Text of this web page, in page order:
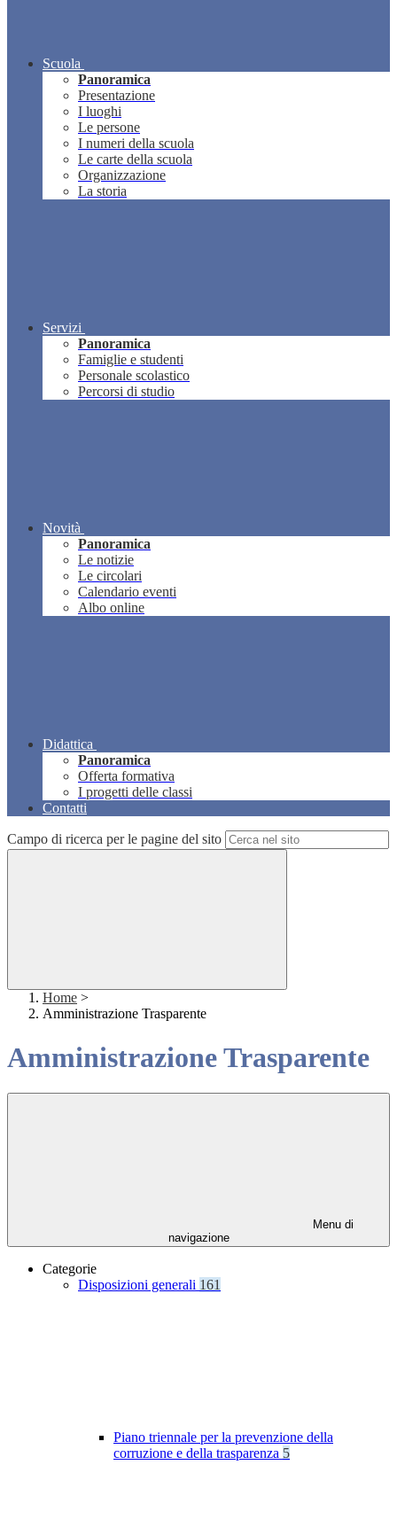
Scuola
Panoramica
Presentazione
I luoghi
Le persone
I numeri della scuola
Le carte della scuola
Organizzazione
La storia
Servizi
Panoramica
Famiglie e studenti
Personale scolastico
Percorsi di studio
Novità
Panoramica
Le notizie
Le circolari
Calendario eventi
Albo online
Didattica
Panoramica
Offerta formativa
I progetti delle classi
Contatti
Campo di ricerca per le pagine del sito
Home >
Amministrazione Trasparente
Amministrazione Trasparente
Menu di
navigazione
Categorie
Disposizioni generali 161
Piano triennale per la prevenzione della
corruzione e della trasparenza 5